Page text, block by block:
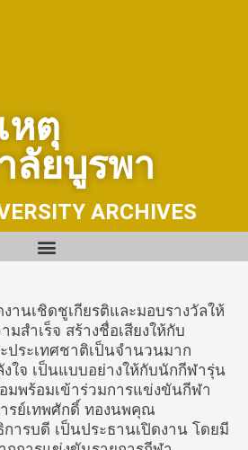
หตุ
ลัยบูรพา
ARCHIVES
านเชิดชูเกียรติและมอบรางวัลให้
สำเร็จ สร้างชื่อเสียงให้กับ
ประเทศชาติเป็นจำนวนมาก
ใจ เป็นแบบอย่างให้กับนักกีฬารุ่น
มพร้อมเข้าร่วมการแข่งขันกีฬา
รย์เทพศักดิ์ ทองนพคุณ
ารบดี เป็นประธานเปิดงาน โดยมี